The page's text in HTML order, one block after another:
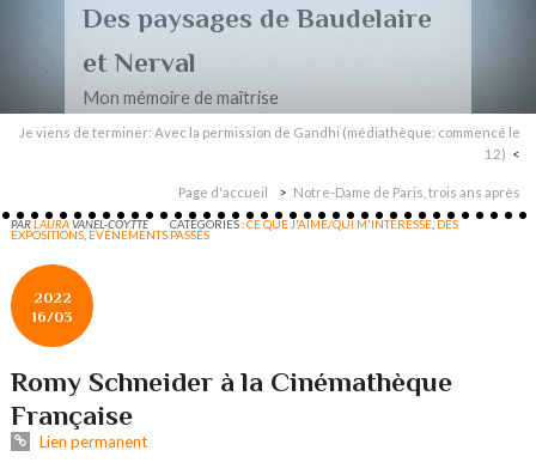
Des paysages de Baudelaire
et Nerval
Mon mémoire de maîtrise
Je viens de terminer: Avec la permission de Gandhi (médiathèque: commencé le
12)
Page d'accueil Notre-Dame de Paris, trois ans après
PARLAURAVANEL-COYTTE CATÉGORIES :CE QUE J'AIME/QUI M'INTERESSE,DES
EXPOSITIONS EVÉNEMENTS PASSÉS
2022
16/03
Romy Schneider à la Cinémathèque
Française
Lien permanent